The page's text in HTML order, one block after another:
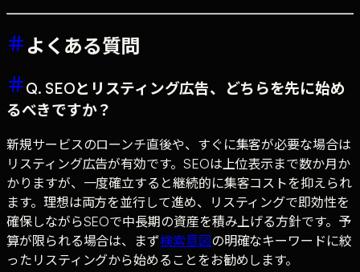
よくある質問
Q. SEOとリスティング広告、どちらを先に始め
るべきですか？
新規サービスのローンチ直後や、すぐに集客が必要な場合は
リスティング広告が有効です。SEOは上位表示まで数か月か
かりますが、一度確立すると継続的に集客コストを抑えられ
ます。理想は両方を並行して進め、リスティングで即効性を
確保しながらSEOで中長期の資産を積み上げる方針です。予
算が限られる場合は、まず検索意図の明確なキーワードに絞
ったリスティングから始めることをお勧めします。